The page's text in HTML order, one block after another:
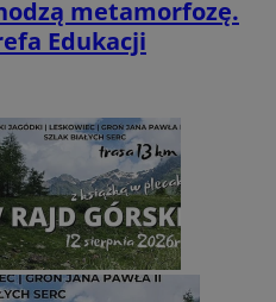
metamorfozę.
Edukacji